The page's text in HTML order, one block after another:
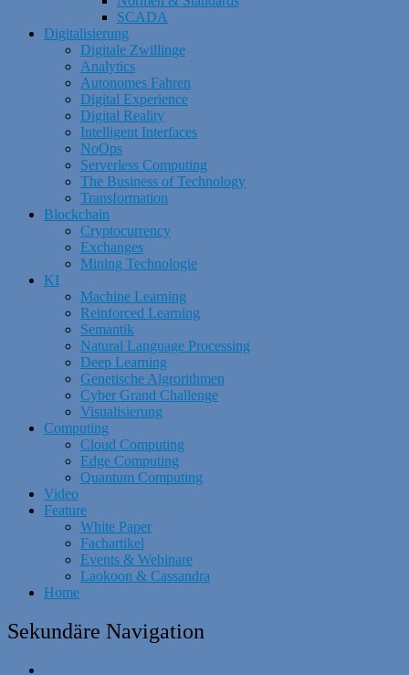
SCADA
Digitalisierung
Digitale Zwillinge
Analytics
Autonomes Fahren
Digital Experience
Digital Reality
Intelligent Interfaces
NoOps
Serverless Computing
The Business of Technology
Transformation
Blockchain
Cryptocurrency
Exchanges
Mining Technologie
KI
Machine Learning
Reinforced Learning
Semantik
Natural Language Processing
Deep Learning
Genetische Algrorithmen
Cyber Grand Challenge
Visualisierung
Computing
Cloud Computing
Edge Computing
Quantum Computing
Video
Feature
White Paper
Fachartikel
Events & Webinare
Laokoon & Cassandra
Home
Sekundäre Navigation